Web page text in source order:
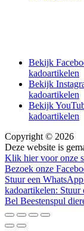
Bekijk
kadoartikelen
Bekijk
kadoartikelen
Bekijk
kadoartikelen
Copyright © 2026
Deze website is
Klik hier voor onze
Bezoek onze
Stuur een
kadoartikelen: Stuur
Bel Beestenspul